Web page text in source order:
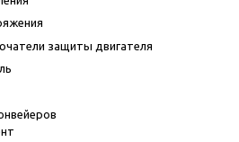
защиты двигателя